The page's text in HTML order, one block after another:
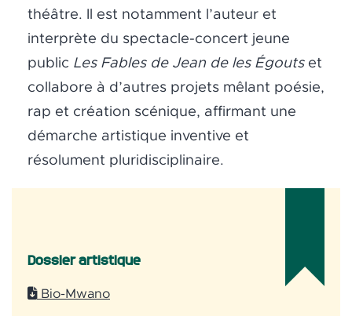
théâtre. Il est notamment l’auteur et
interprète du spectacle-concert jeune
public Les Fables de Jean de les Égoutset
collabore à d’autres projets mêlant poésie,
rap et création scénique, affirmant une
démarche artistique inventive et
résolument pluridisciplinaire.
Dossier artistique
Bio-Mwano